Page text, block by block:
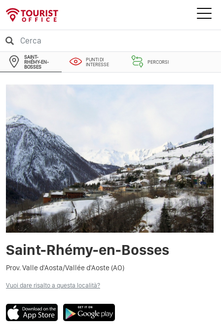
SAINT-
RHÉMY-EN-
BOSSES
PUNTI DI
INTERESSE
PERCORSI
Saint-Rhémy-en-Bosses
Prov. Valle d'Aosta/Vallée d'Aoste (AO)
Vuoi dare risalto a questa località?